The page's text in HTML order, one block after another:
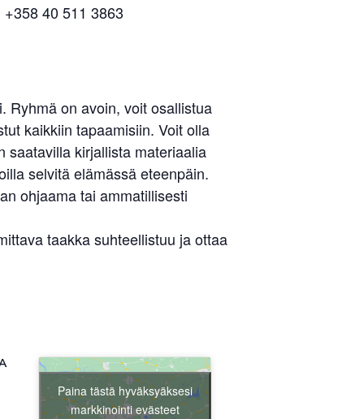
40 511 3863
Ryhmä on avoin, voit osallistua
kaikkiin tapaamisiin. Voit olla
saatavilla kirjallista materiaalia
selvitä elämässä eteenpäin.
ohjaama tai ammatillisesti
taakka suhteellistuu ja ottaa
Paina tästä hyväksyäksesi
markkinointi evästeet